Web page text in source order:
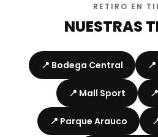
RETIRO EN
NUESTRAS
📍 Bodega Central
📍 Mall Sport
📍 Parque Arauco